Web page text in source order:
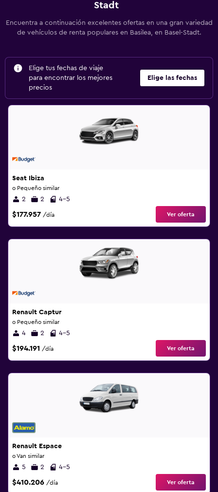
Stadt
Encuentra a continuación excelentes ofertas en una gran variedad
de vehículos de renta populares en Basilea, en Basel-Stadt.
Elige tus fechas de viaje
para encontrar los mejores
precios
Elige las fechas
Seat Ibiza
o Pequeño similar
2 2 4-5
$177.957 /día Ver oferta
Renault Captur
o Pequeño similar
4 2 4-5
$194.191 /día Ver oferta
Renault Espace
o Van similar
5 2 4-5
$410.206 /día Ver oferta